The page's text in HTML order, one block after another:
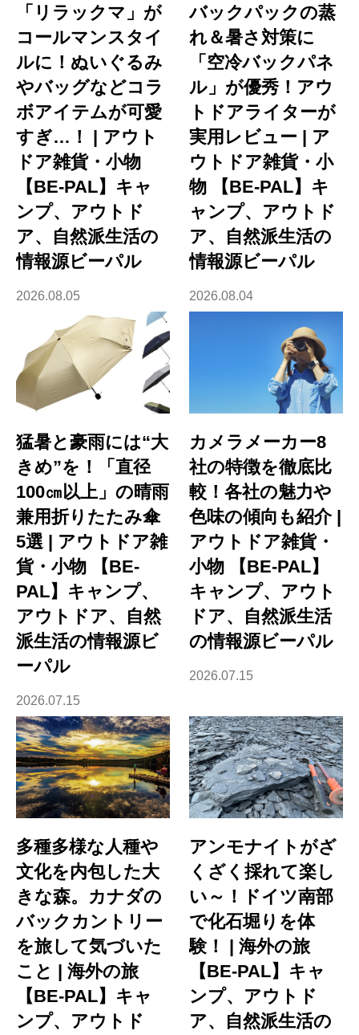
「リラックマ」が
コールマンスタイ
ルに！ぬいぐるみ
やバッグなどコラ
ボアイテムが可愛
すぎ…！ | アウト
ドア雑貨・小物
【BE-PAL】キャ
ンプ、アウトド
ア、自然派生活の
情報源ビーパル
2026.08.05
バックパックの蒸
れ＆暑さ対策に
「空冷バックパネ
ル」が優秀！アウ
トドアライターが
実用レビュー | ア
ウトドア雑貨・小
物 【BE-PAL】キ
ャンプ、アウトド
ア、自然派生活の
情報源ビーパル
2026.08.04
猛暑と豪雨には“大
きめ”を！「直径
100㎝以上」の晴雨
兼用折りたたみ傘
5選 | アウトドア雑
貨・小物 【BE-
PAL】キャンプ、
アウトドア、自然
派生活の情報源ビ
ーパル
2026.07.15
カメラメーカー8
社の特徴を徹底比
較！各社の魅力や
色味の傾向も紹介 |
アウトドア雑貨・
小物 【BE-PAL】
キャンプ、アウト
ドア、自然派生活
の情報源ビーパル
2026.07.15
多種多様な人種や
文化を内包した大
きな森。カナダの
バックカントリー
を旅して気づいた
こと | 海外の旅
【BE-PAL】キャ
ンプ、アウトド
アンモナイトがざ
くざく採れて楽し
い～！ドイツ南部
で化石堀りを体
験！ | 海外の旅
【BE-PAL】キャ
ンプ、アウトド
ア、自然派生活の